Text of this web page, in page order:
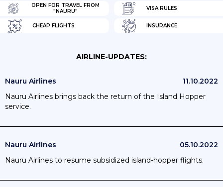
OPEN FOR TRAVEL FROM
"NAURU"
VISA RULES
CHEAP FLIGHTS INSURANCE
AIRLINE-UPDATES:
Nauru Airlines
11.10.2022
Nauru Airlines brings back the return of the Island Hopper
service.
Nauru Airlines
05.10.2022
Nauru Airlines to resume subsidized island-hopper flights.